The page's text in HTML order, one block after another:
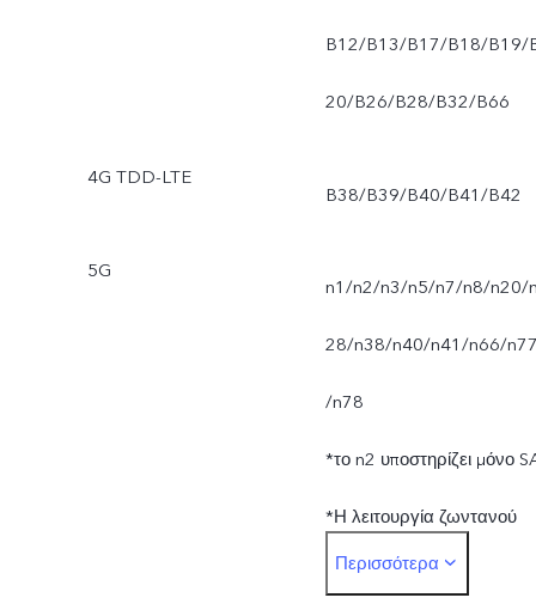
B12/B13/B17/B18/B19/
20/B26/B28/B32/B66
4G TDD-LTE
B38/B39/B40/B41/B42
5G
n1/n2/n3/n5/n7/n8/n20/
28/n38/n40/n41/n66/
/n78
*το n2 υποστηρίζει μόνο
*Η λειτουργία ζωντανού
δικτύου υπόκειται στη
Περισσότερα